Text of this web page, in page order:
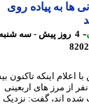
به پیاده روی
4 روز پیش - سه شنبه 13
اینکه تاکنون بیش
هزار نفر از مرز های اربعینی